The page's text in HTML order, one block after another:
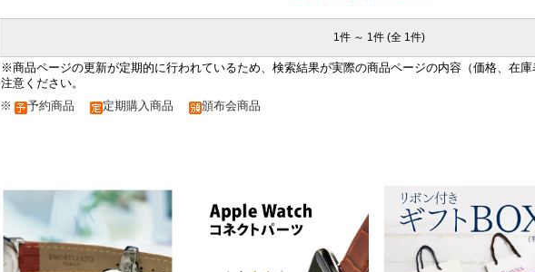
1件 ～ 1件 (全 1件)
※商品ページの更新が定期的に行われているため、検索結果が実際の商品ページの内容（価格、在
注意ください。
※
予約商品 定期購入商品 頒布会商品